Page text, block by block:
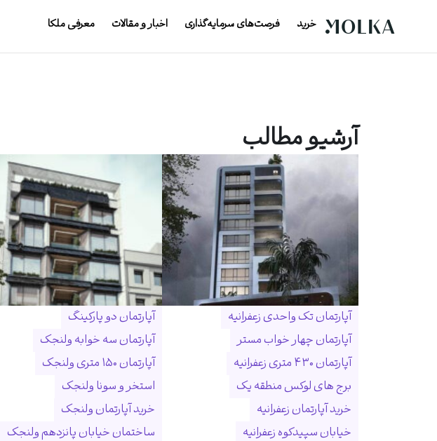
خرید فرصت‌های سرمایه‌گذاری اخبار و مقالات معرفی ملکا
آرشیو مطالب
آپارتمان تک واحدی زعفرانیه
آپارتمان چهار خواب مستر
آپارتمان ۴۳۰ متری زعفرانیه
برج های لوکس منطقه یک
خرید آپارتمان زعفرانیه
خیابان سپیدکوه زعفرانیه
آپارتمان دو پارکینگ
آپارتمان سه خوابه ولنجک
آپارتمان ۱۵۰ متری ولنجک
استخر و سونا ولنجک
خرید آپارتمان ولنجک
ساختمان خیابان پانزدهم ولنجک